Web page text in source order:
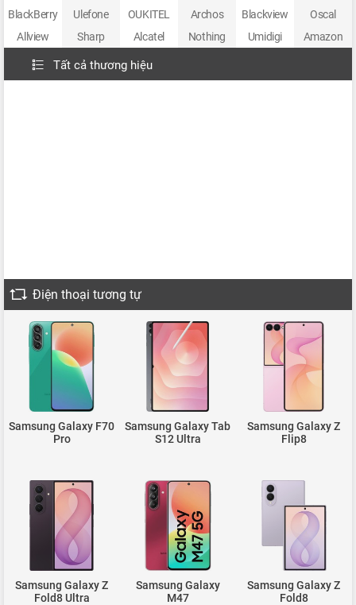
BlackBerry
Ulefone OUKITEL Archos Blackview
Oscal
Allview
Sharp Alcatel Nothing Umidigi Amazon
Tất cả thương hiệu
Điện thoại tương tự
Samsung Galaxy F70
Pro
Samsung Galaxy Tab
S12 Ultra
Samsung Galaxy Z
Flip8
Samsung Galaxy Z
Fold8 Ultra
Samsung Galaxy
M47
Samsung Galaxy Z
Fold8